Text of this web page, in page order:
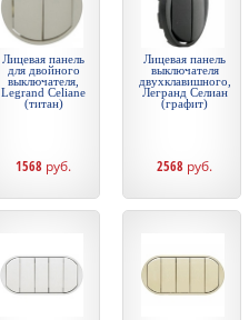
Лицевая панель
для двойного
выключателя,
Legrand Celiane
(титан)
1568 руб.
Лицевая панель
выключателя
двухклавишного,
Легранд Селиан
(графит)
2568 руб.